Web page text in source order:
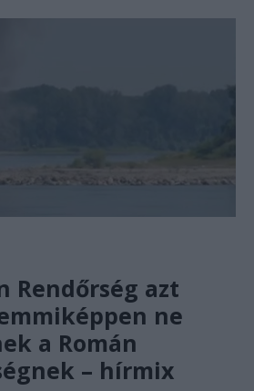
Rendőrség azt
ne
a Román
– hírmix